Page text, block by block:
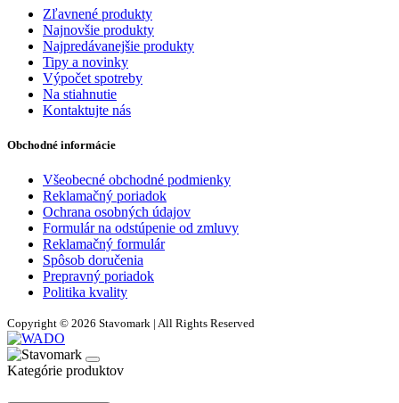
Zľavnené produkty
Najnovšie produkty
Najpredávanejšie produkty
Tipy a novinky
Výpočet spotreby
Na stiahnutie
Kontaktujte nás
Obchodné informácie
Všeobecné obchodné podmienky
Reklamačný poriadok
Ochrana osobných údajov
Formulár na odstúpenie od zmluvy
Reklamačný formulár
Spôsob doručenia
Prepravný poriadok
Politika kvality
Copyright © 2026 Stavomark | All Rights Reserved
Kategórie produktov